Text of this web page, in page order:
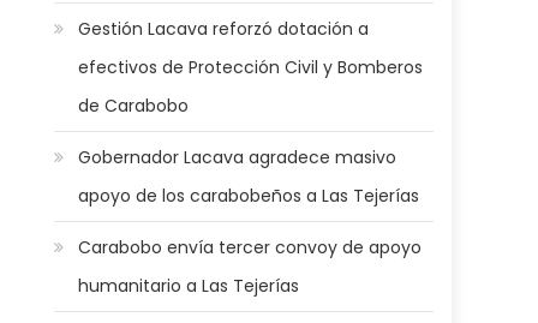
Gestión Lacava reforzó dotación a
efectivos de Protección Civil y Bomberos
de Carabobo
Gobernador Lacava agradece masivo
apoyo de los carabobeños a Las Tejerías
Carabobo envía tercer convoy de apoyo
humanitario a Las Tejerías